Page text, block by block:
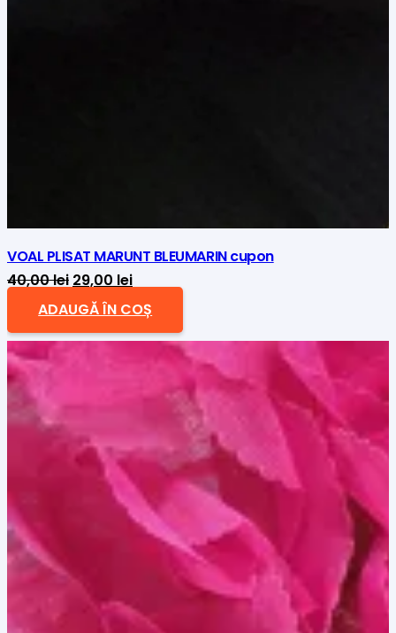
VOAL PLISAT MARUNT BLEUMARIN cupon
40,00lei Prețul
inițial
a
29,00 leiPrețul
curent
este:
29,00 lei.
ADAUGĂ ÎN COȘ